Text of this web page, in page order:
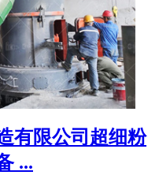
有限公司超细粉
...